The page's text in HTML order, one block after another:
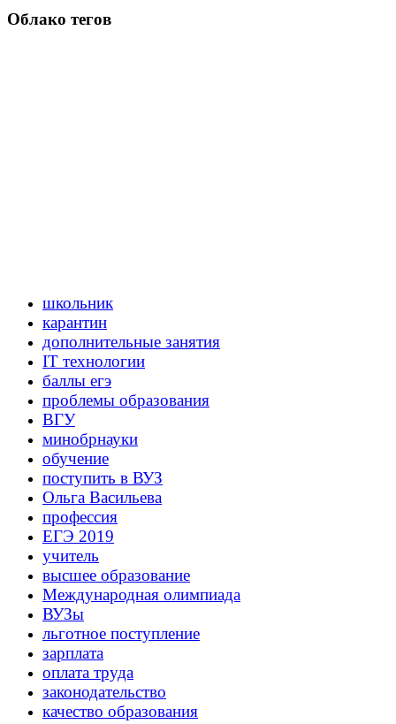
Облако тегов
школьник
карантин
дополнительные занятия
IT технологии
баллы егэ
проблемы образования
ВГУ
минобрнауки
обучение
поступить в ВУЗ
Ольга Васильева
профессия
ЕГЭ 2019
учитель
высшее образование
Международная олимпиада
ВУЗы
льготное поступление
зарплата
оплата труда
законодательство
качество образования